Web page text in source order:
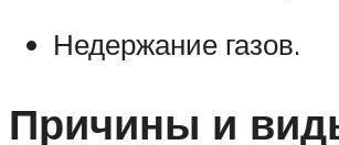
Недержание газов.
Причины и